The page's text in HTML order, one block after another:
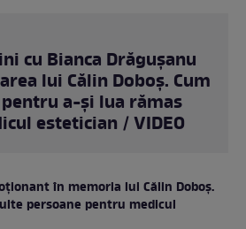
cu Bianca Drăgușanu
lui Călin Doboș. Cum
a-și lua rămas
estetician / VIDEO
în memoria lui Călin Doboș.
persoane pentru medicul